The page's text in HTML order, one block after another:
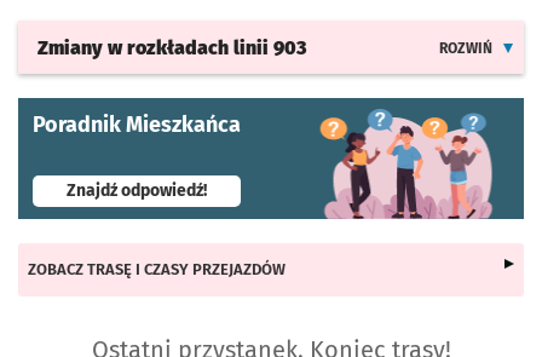
Zmiany w rozkładach linii 903 ROZWIŃ
Poradnik Mieszkańca
Znajdź odpowiedź!- otworzy się w nowej karcie
ZOBACZ TRASĘ I CZASY PRZEJAZDÓW
Ostatni przystanek. Koniec trasy!